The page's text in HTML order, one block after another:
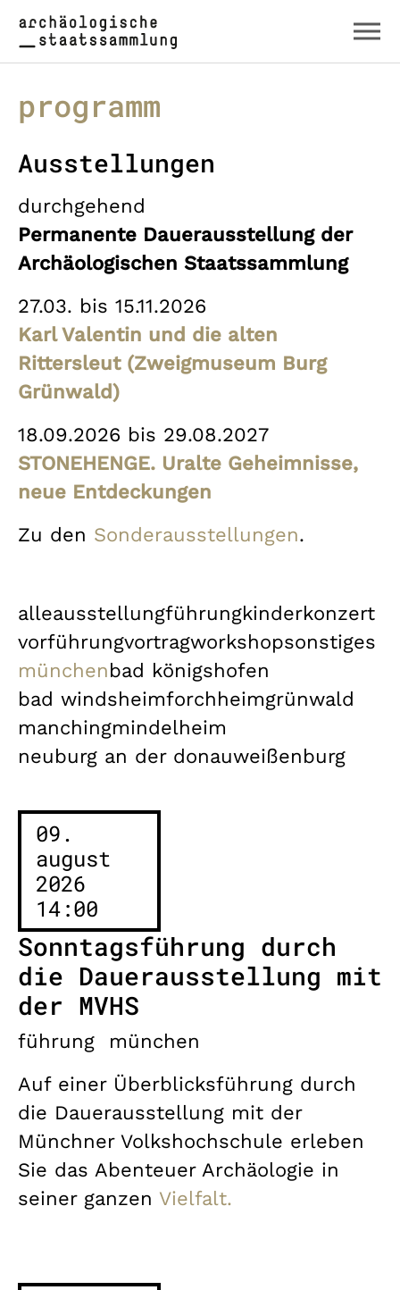
Zum Hauptinhalt springen
Skip to page footer
programm
Ausstellungen
durchgehend
Permanente Dauerausstellung der
Archäologischen Staatssammlung
27.03. bis 15.11.2026
Karl Valentin und die alten
Rittersleut (Zweigmuseum Burg
Grünwald)
18.09.2026 bis 29.08.2027
STONEHENGE. Uralte Geheimnisse,
neue Entdeckungen
Zu den Sonderausstellungen.
alleausstellungführungkinderkonzert
vorführungvortragworkshopsonstiges
münchenbad königshofen
bad windsheimforchheimgrünwald
manchingmindelheim
neuburg an der donauweißenburg
09.
august
2026
14:00
Sonntagsführung durch
die Dauerausstellung mit
der MVHS
führung
münchen
Auf einer Überblicksführung durch
die Dauerausstellung mit der
Münchner Volkshochschule erleben
Sie das Abenteuer Archäologie in
seiner ganzen Vielfalt.